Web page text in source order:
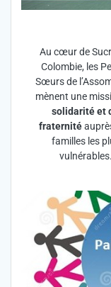
Au cœur de
Colombie, les
Sœurs de
mènent une
solidarité et
fraternité
familles les
vulnérables.